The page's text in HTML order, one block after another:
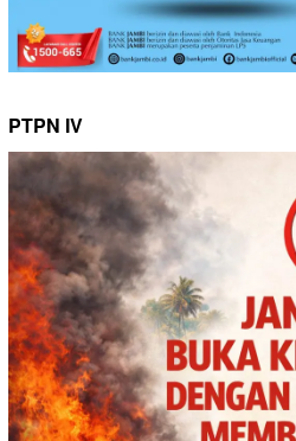
PTPN IV